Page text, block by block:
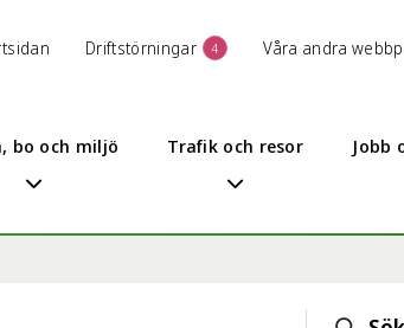
Driftstörningar 4 Våra andra
bo och miljö Trafik och resor Jobb